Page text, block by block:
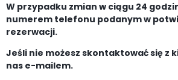
W przypadku zmian w ciągu 24
numerem telefonu podanym w
rezerwacji.
Jeśli nie możesz skontaktować się z
nas e-mailem.